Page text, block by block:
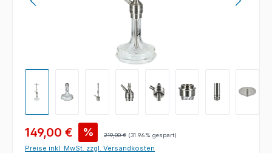
Verkaufspreis:
149,00 € % Regulärer Preis:
219,00 € (31.96% gespart)
Preise inkl. MwSt. zzgl. Versandkosten